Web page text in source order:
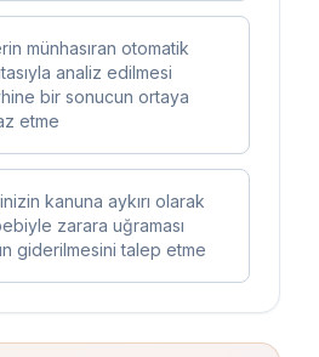
münhasıran otomatik
analiz edilmesi
bir sonucun ortaya
etme
kanuna aykırı olarak
zarara uğraması
giderilmesini talep etme